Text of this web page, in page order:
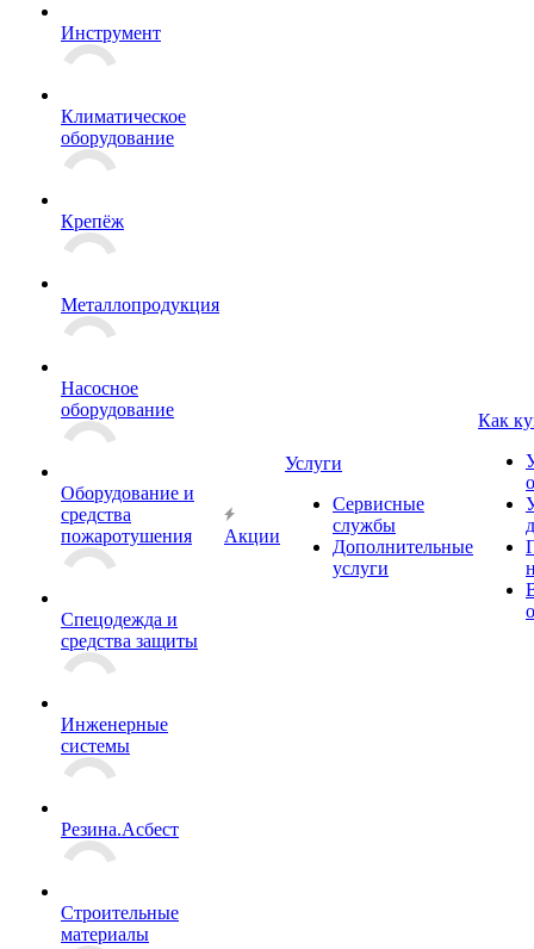
Инструмент
Климатическое
оборудование
Крепёж
Металлопродукция
Насосное
оборудование
Оборудование и
средства
пожаротушения
Спецодежда и
средства защиты
Инженерные
системы
Резина.Асбест
Строительные
материалы
Акции
Услуги
Сервисные
службы
Дополнительные
услуги
Как